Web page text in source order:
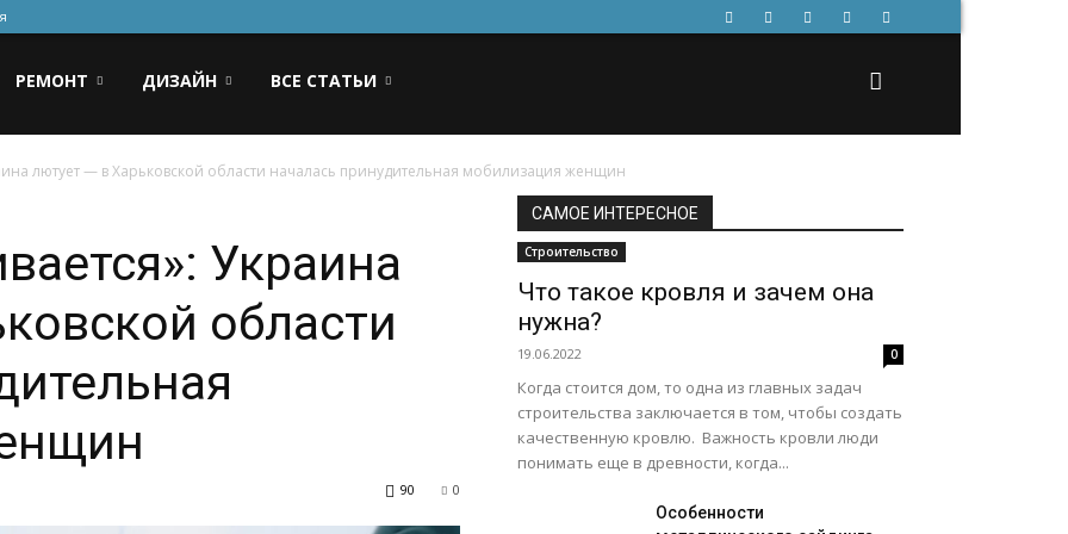
РЕМОНТ ДИЗАЙН ВСЕ СТАТЬИ
лютует — в Харьковской области началась принудительная мобилизация женщин
Украина
области
0
90
САМОЕ ИНТЕРЕСНОЕ
Строительство
Что такое кровля и зачем она
нужна?
19.06.2022 0
Когда стоится дом, то одна из главных задач
строительства заключается в том, чтобы создать
качественную кровлю. Важность кровли люди
понимать еще в древности, когда...
Особенности